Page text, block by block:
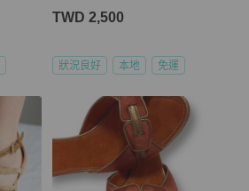
TWD 2,500
狀況良好 本地 免運